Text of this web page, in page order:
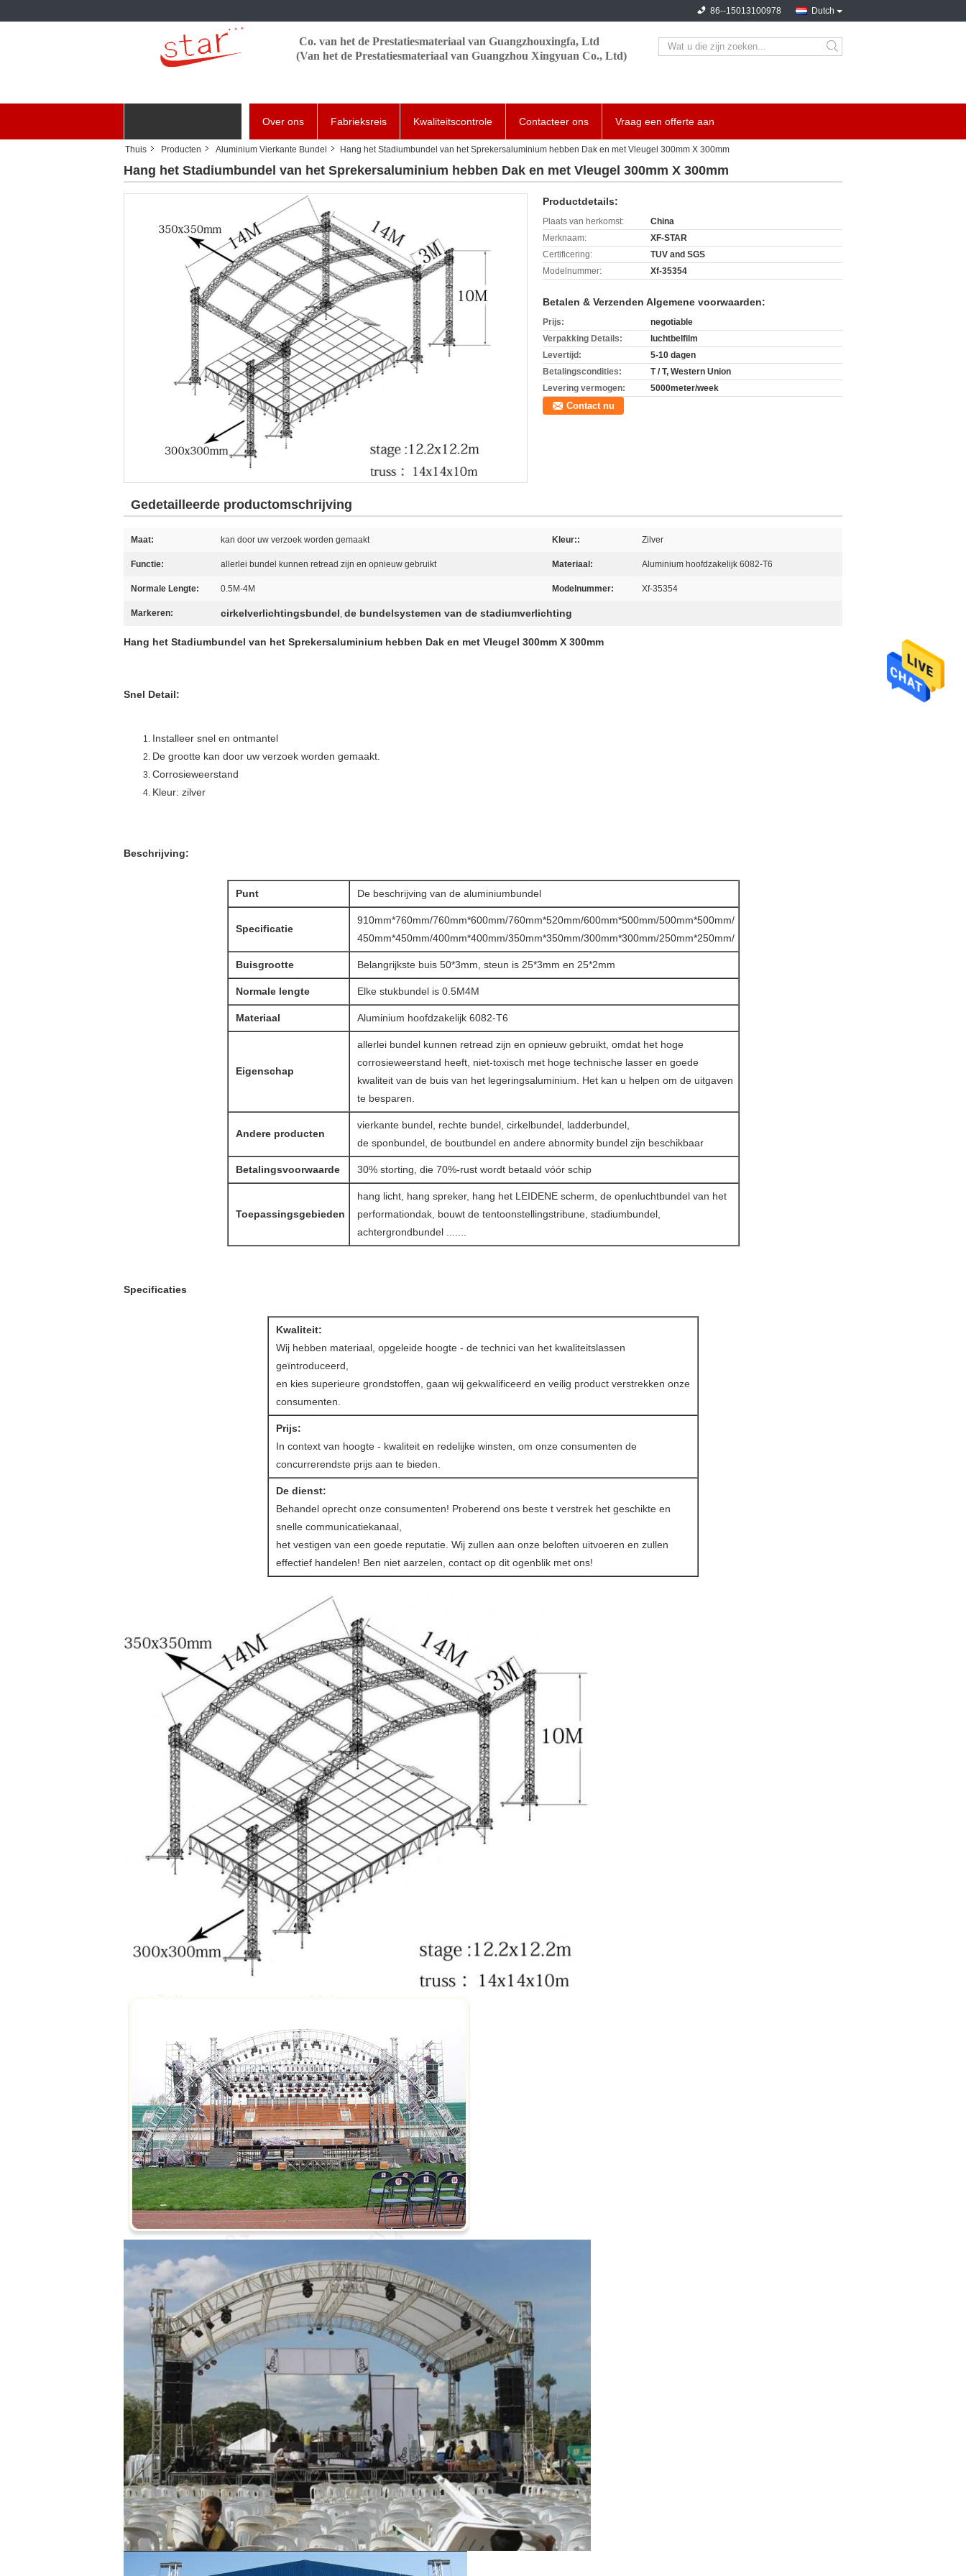
Dutch
86--15013100978
Co. van het de Prestatiesmateriaal van Guangzhouxingfa, Ltd
(Van het de Prestatiesmateriaal van Guangzhou Xingyuan Co., Ltd)
search
Over ons Fabrieksreis Kwaliteitscontrole Contacteer ons Vraag een offerte aan
Thuis Producten Aluminium Vierkante Bundel Hang het Stadiumbundel van het Sprekersaluminium hebben Dak en met Vleugel 300mm X 300mm
Hang het Stadiumbundel van het Sprekersaluminium hebben Dak en met Vleugel 300mm X 300mm
Productdetails:
Plaats van herkomst:
China
Merknaam:
XF-STAR
Certificering:
TUV and SGS
Modelnummer:
Xf-35354
Betalen & Verzenden Algemene voorwaarden:
Prijs:
negotiable
Verpakking Details:
luchtbelfilm
Levertijd:
5-10 dagen
Betalingscondities:
T / T, Western Union
Levering vermogen:
5000meter/week
Contact nu
Gedetailleerde productomschrijving
Maat: kan door uw verzoek worden gemaakt Kleur:: Zilver
Functie: allerlei bundel kunnen retread zijn en opnieuw gebruikt Materiaal: Aluminium hoofdzakelijk 6082-T6
Normale Lengte: 0.5M-4M Modelnummer: Xf-35354
Markeren: cirkelverlichtingsbundel, de bundelsystemen van de stadiumverlichting
Hang het Stadiumbundel van het Sprekersaluminium hebben Dak en met Vleugel 300mm X 300mm
Snel Detail:
Installeer snel en ontmantel
De grootte kan door uw verzoek worden gemaakt.
Corrosieweerstand
Kleur: zilver
Beschrijving:
Punt De beschrijving van de aluminiumbundel
Specificatie
910mm*760mm/760mm*600mm/760mm*520mm/600mm*500mm/500mm*500mm/
450mm*450mm/400mm*400mm/350mm*350mm/300mm*300mm/250mm*250mm/
Buisgrootte Belangrijkste buis 50*3mm, steun is 25*3mm en 25*2mm
Normale lengte Elke stukbundel is 0.5M4M
Materiaal Aluminium hoofdzakelijk 6082-T6
Eigenschap
allerlei bundel kunnen retread zijn en opnieuw gebruikt, omdat het hoge
corrosieweerstand heeft, niet-toxisch met hoge technische lasser en goede
kwaliteit van de buis van het legeringsaluminium. Het kan u helpen om de uitgaven
te besparen.
Andere producten
vierkante bundel, rechte bundel, cirkelbundel, ladderbundel,
de sponbundel, de boutbundel en andere abnormity bundel zijn beschikbaar
Betalingsvoorwaarde 30% storting, die 70%-rust wordt betaald vóór schip
Toepassingsgebieden
hang licht, hang spreker, hang het LEIDENE scherm, de openluchtbundel van het
performationdak, bouwt de tentoonstellingstribune, stadiumbundel,
achtergrondbundel .......
Specificaties
Kwaliteit:
Wij hebben materiaal, opgeleide hoogte - de technici van het kwaliteitslassen
geïntroduceerd,
en kies superieure grondstoffen, gaan wij gekwalificeerd en veilig product verstrekken onze
consumenten.
Prijs:
In context van hoogte - kwaliteit en redelijke winsten, om onze consumenten de
concurrerendste prijs aan te bieden.
De dienst:
Behandel oprecht onze consumenten! Proberend ons beste t verstrek het geschikte en
snelle communicatiekanaal,
het vestigen van een goede reputatie. Wij zullen aan onze beloften uitvoeren en zullen
effectief handelen! Ben niet aarzelen, contact op dit ogenblik met ons!